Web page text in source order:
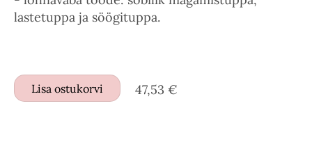
lastetuppa ja söögituppa.
Lisa ostukorvi 47,53 €